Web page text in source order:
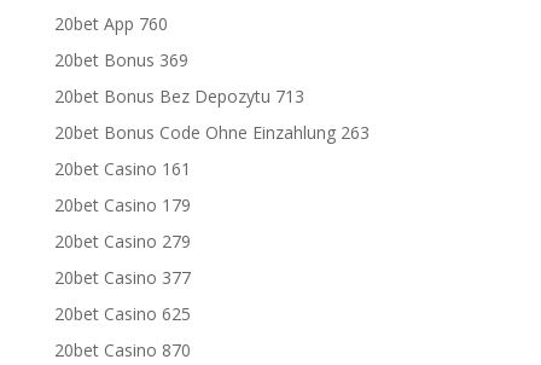
20bet App 760
20bet Bonus 369
20bet Bonus Bez Depozytu 713
20bet Bonus Code Ohne Einzahlung 263
20bet Casino 161
20bet Casino 179
20bet Casino 279
20bet Casino 377
20bet Casino 625
20bet Casino 870